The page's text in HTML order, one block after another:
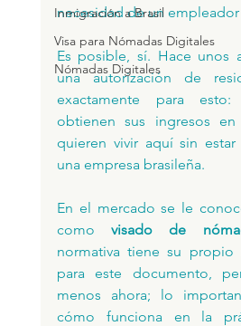
Inmigración a Brasil
Visa para Nómadas Digitales
Nómadas Digitales
necesidad de un
Es posible, sí. Hace unos
una autorización de
exactamente para
obtienen sus ingresos
quieren vivir aquí sin
una empresa brasileña.
En el mercado se le
como visado de
normativa tiene su propio
para este documento,
menos ahora; lo
cómo funciona en la